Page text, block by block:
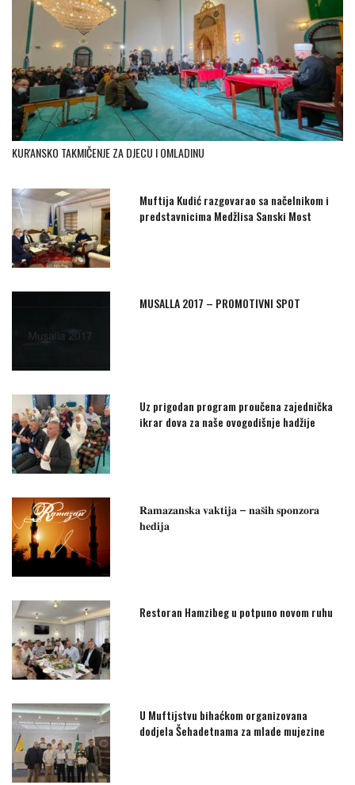
KUR'ANSKO TAKMIČENJE ZA DJECU I OMLADINU
Muftija Kudić razgovarao sa načelnikom i
predstavnicima Medžlisa Sanski Most
MUSALLA 2017 – PROMOTIVNI SPOT
Uz prigodan program proučena zajednička
ikrar dova za naše ovogodišnje hadžije
𝐑𝐚𝐦𝐚𝐳𝐚𝐧𝐬𝐤𝐚 𝐯𝐚𝐤𝐭𝐢𝐣𝐚 – 𝐧𝐚𝐬̌𝐢𝐡 𝐬𝐩𝐨𝐧𝐳𝐨𝐫𝐚
𝐡𝐞𝐝𝐢𝐣𝐚
Restoran Hamzibeg u potpuno novom ruhu
U Muftijstvu bihaćkom organizovana
dodjela Šehadetnama za mlade mujezine